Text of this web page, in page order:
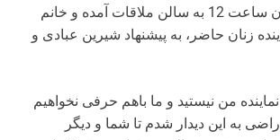
این جلسه با اعلام پوزش از سوی آقای تجری و توضیح اینکه یک بار ایشان ساعت 12 به سالن ملاقات آمده و خانم
زنان حاضر، به پیشنهاد شیرین عبادی و
من نیستید و ما باهم حرفی نخواهیم
به این دیدار شدم تا شما و دیگر